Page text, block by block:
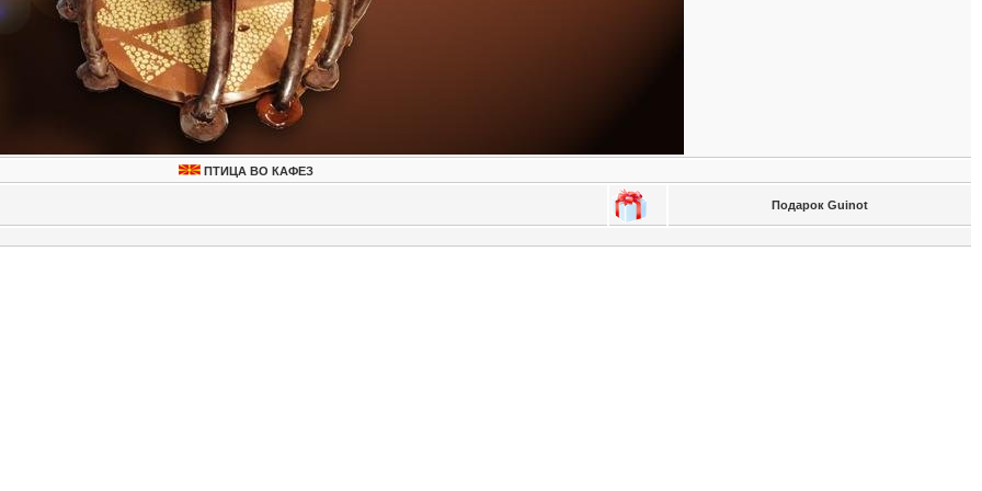
ПTИЦА ВО КАФЕЗ
Подарок Guinot